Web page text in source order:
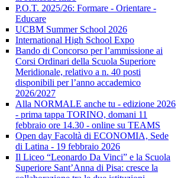
P.O.T. 2025/26: Formare - Orientare -
Educare
UCBM Summer School 2026
International High School Expo
Bando di Concorso per l’ammissione ai
Corsi Ordinari della Scuola Superiore
Meridionale, relativo a n. 40 posti
disponibili per l’anno accademico
2026/2027
Alla NORMALE anche tu - edizione 2026
- prima tappa TORINO, domani 11
febbraio ore 14.30 - online su TEAMS
Open day Facoltà di ECONOMIA, Sede
di Latina - 19 febbraio 2026
Il Liceo “Leonardo Da Vinci” e la Scuola
Superiore Sant’Anna di Pisa: cresce la